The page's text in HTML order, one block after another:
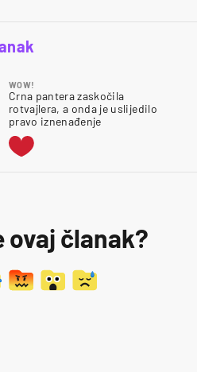
WOW!
Crna pantera zaskočila
rotvajlera, a onda je uslijedilo
pravo iznenađenje
ovaj članak?